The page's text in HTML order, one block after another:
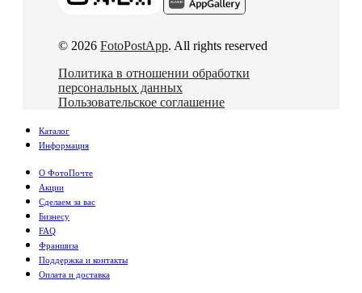
© 2026 FotoPostApp. All rights reserved
Политика в отношении обработки
персональных данных
Пользовательское соглашение
Каталог
Информация
О ФотоПочте
Акции
Сделаем за вас
Бизнесу
FAQ
Франшиза
Поддержка и контакты
Оплата и доставка